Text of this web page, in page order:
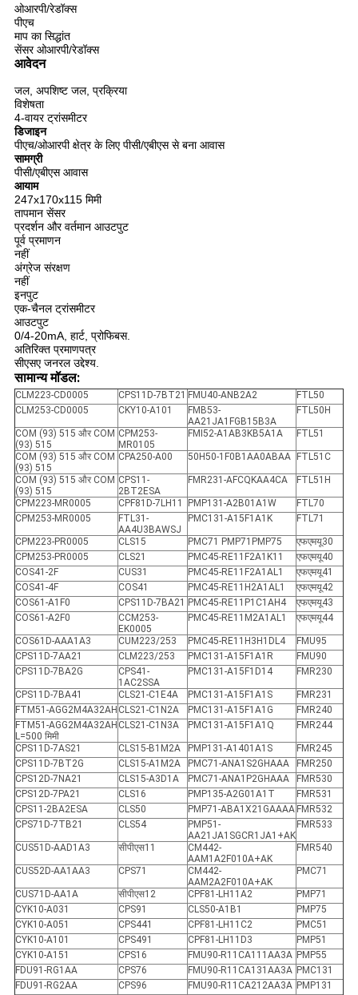
ओआरपी/रेडॉक्स
पीएच
माप का सिद्धांत
सेंसर ओआरपी/रेडॉक्स
आवेदन
जल, अपशिष्ट जल, प्रक्रिया
विशेषता
4-वायर ट्रांसमीटर
डिजाइन
पीएच/ओआरपी क्षेत्र के लिए पीसी/एबीएस से बना आवास
सामग्री
पीसी/एबीएस आवास
आयाम
247x170x115 मिमी
तापमान सेंसर
प्रदर्शन और वर्तमान आउटपुट
पूर्व प्रमाणन
नहीं
अंग्रेज संरक्षण
नहीं
इनपुट
एक-चैनल ट्रांसमीटर
आउटपुट
0/4-20mA, हार्ट, प्रोफिबस.
अतिरिक्त प्रमाणपत्र
सीएसए जनरल उद्देश्य.
सामान्य मॉडल:
CLM223-CD0005 CPS11D-7BT21 FMU40-ANB2A2
FTL50
CLM253-CD0005
CKY10-A101
FMB53-
AA21JA1FGB15B3A
FTL50H
COM (93) 515 और COM
(93) 515
CPM253-
MR0105
FMI52-A1AB3KB5A1A FTL51
COM (93) 515 और COM
(93) 515
CPA250-A00 50H50-1F0B1AA0ABAA FTL51C
COM (93) 515 और COM
(93) 515
CPS11-
2BT2ESA
FMR231-AFCQKAA4CA FTL51H
CPM223-MR0005 CPF81D-7LH11 PMP131-A2B01A1W
FTL70
CPM253-MR0005
FTL31-
AA4U3BAWSJ
PMC131-A15F1A1K FTL71
CPM223-PR0005 CLS15 PMC71 PMP71PMP75
एफएमयू30
CPM253-PR0005
CLS21 PMC45-RE11F2A1K11
एफएमयू40
COS41-2F
CUS31 PMC45-RE11F2A1AL1
एफएमयू41
COS41-4F
COS41 PMC45-RE11H2A1AL1
एफएमयू42
COS61-A1F0
CPS11D-7BA21 PMC45-RE11P1C1AH4
एफएमयू43
COS61-A2F0
CCM253-
EK0005
PMC45-RE11M2A1AL1 एफएमयू44
COS61D-AAA1A3 CUM223/253 PMC45-RE11H3H1DL4
FMU95
CPS11D-7AA21
CLM223/253 PMC131-A15F1A1R
FMU90
CPS11D-7BA2G
CPS41-
1AC2SSA
PMC131-A15F1D14 FMR230
CPS11D-7BA41 CLS21-C1E4A PMC131-A15F1A1S
FMR231
FTM51-AGG2M4A32AH CLS21-C1N2A PMC131-A15F1A1G
FMR240
FTM51-AGG2M4A32AH
L=500 मिमी
CLS21-C1N3A PMC131-A15F1A1Q FMR244
CPS11D-7AS21 CLS15-B1M2A PMP131-A1401A1S
FMR245
CPS11D-7BT2G
CLS15-A1M2A PMC71-ANA1S2GHAAA
FMR250
CPS12D-7NA21
CLS15-A3D1A PMC71-ANA1P2GHAAA
FMR530
CPS12D-7PA21
CLS16 PMP135-A2G01A1T
FMR531
CPS11-2BA2ESA
CLS50 PMP71-ABA1X21GAAAA FMR532
CPS71D-7TB21
CLS54
PMP51-
AA21JA1SGCR1JA1+AK
FMR533
CUS51D-AAD1A3 सीपीएस11
CM442-
AAM1A2F010A+AK
FMR540
CUS52D-AA1AA3 CPS71
CM442-
AAM2A2F010A+AK
PMC71
CUS71D-AA1A सीपीएस12 CPF81-LH11A2
PMP71
CYK10-A031
CPS91 CLS50-A1B1
PMP75
CYK10-A051
CPS441 CPF81-LH11C2
PMC51
CYK10-A101
CPS491 CPF81-LH11D3
PMP51
CYK10-A151
CPS16 FMU90-R11CA111AA3A PMP55
FDU91-RG1AA
CPS76 FMU90-R11CA131AA3A PMC131
FDU91-RG2AA
CPS96 FMU90-R11CA212AA3A PMP131